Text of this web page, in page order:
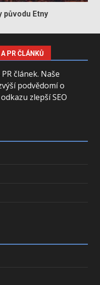
původu Etny
PR ČLÁNKŮ
článek. Naše
podvědomí o
zlepší SEO